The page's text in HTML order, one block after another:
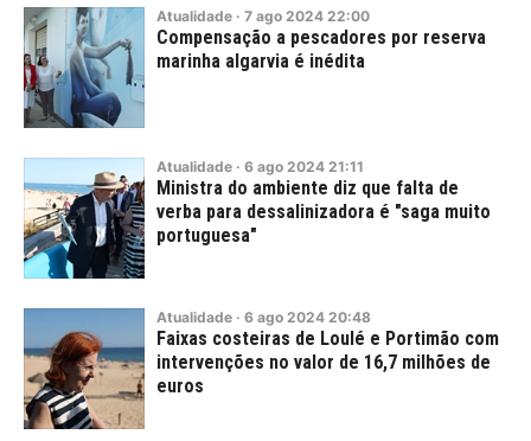
Atualidade · 7 ago 2024 22:00
Compensação a pescadores por reserva
marinha algarvia é inédita
Atualidade · 6 ago 2024 21:11
Ministra do ambiente diz que falta de
verba para dessalinizadora é "saga muito
portuguesa"
Atualidade · 6 ago 2024 20:48
Faixas costeiras de Loulé e Portimão com
intervenções no valor de 16,7 milhões de
euros